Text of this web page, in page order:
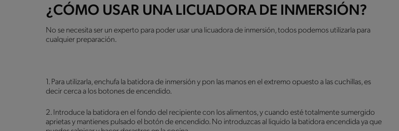
¿CÓMO USAR UNA LICUADORA DE INMERSIÓN?
No se necesita ser un experto para poder usar una licuadora de inmersión, todos podemos utilizarla para
cualquier preparación.
1. Para utilizarla, enchufa la batidora de inmersión y pon las manos en el extremo opuesto a las cuchillas, es
decir cerca a los botones de encendido.
2. Introduce la batidora en el fondo del recipiente con los alimentos, y cuando esté totalmente sumergido
aprietas y mantienes pulsado el botón de encendido. No introduzcas al liquido la batidora encendida ya que